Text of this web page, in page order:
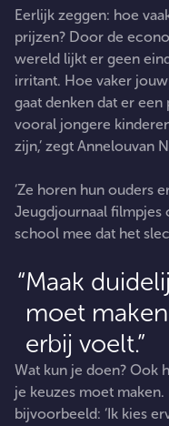
Eerlijk zeggen: hoe
prijzen? Door de
wereld lijkt er geen
irritant. Hoe vaker
gaat denken dat er een
vooral jongere
zijn,’ zegt Annelouvan
‘Ze horen hun ouders
Jeugdjournaal filmpjes
school mee dat het
Maak
moet
erbij voelt.
Wat kun je doen? Ook
je keuzes moet
bijvoorbeeld: ‘Ik kies